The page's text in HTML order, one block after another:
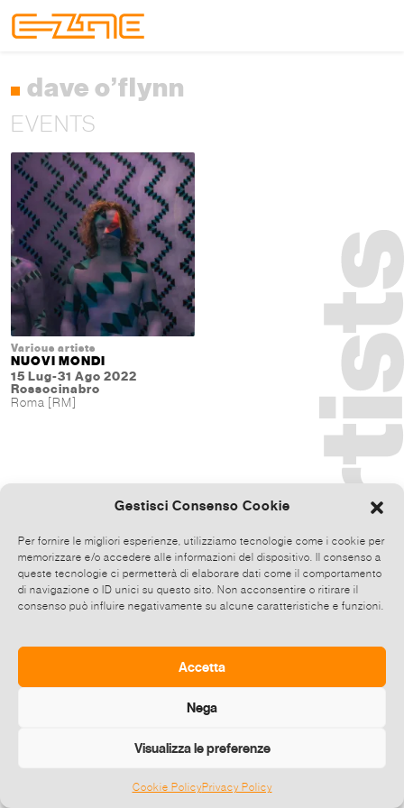
Gestisci Consenso Cookie
Per fornire le migliori esperienze, utilizziamo tecnologie come i cookie per
memorizzare e/o accedere alle informazioni del dispositivo. Il consenso a
queste tecnologie ci permetterà di elaborare dati come il comportamento
di navigazione o ID unici su questo sito. Non acconsentire o ritirare il
consenso può influire negativamente su alcune caratteristiche e funzioni.
Accetta
Nega
Visualizza le preferenze
Cookie PolicyPrivacy Policy
dave o’flynn
EVENTS
Various artists
NUOVI MONDI
15 Lug-31 Ago 2022
Rossocinabro
Roma [RM]
©2026 E-zine